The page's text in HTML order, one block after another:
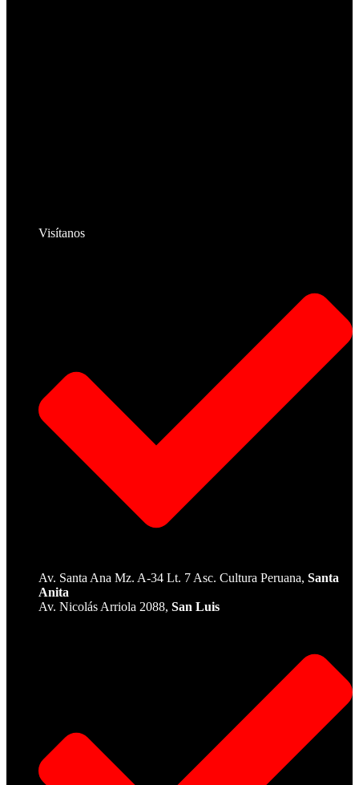
Visítanos
Av. Santa Ana Mz. A-34 Lt. 7 Asc. Cultura Peruana, Santa
Anita
Av. Nicolás Arriola 2088, San Luis